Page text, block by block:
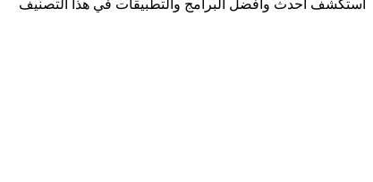
استكشف أحدث وأفضل البرامج والتطبيقات في هذا التصنيف